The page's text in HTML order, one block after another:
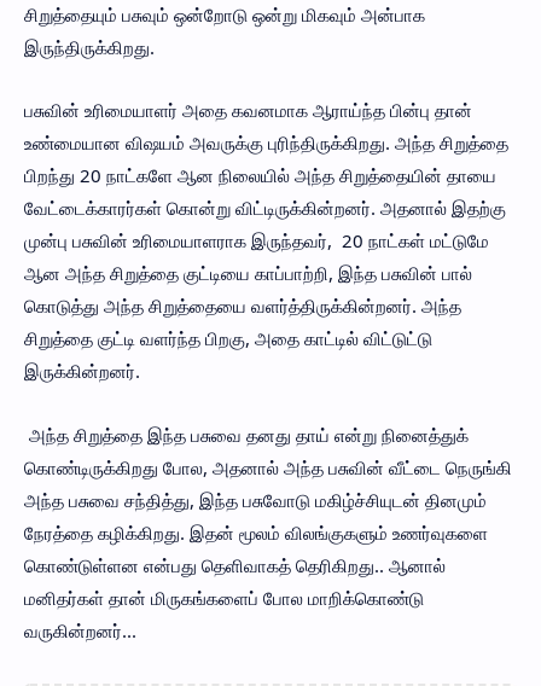
சிறுத்தையும் பசுவும் ஒன்றோடு ஒன்று மிகவும் அன்பாக
இருந்திருக்கிறது.
பசுவின் உரிமையாளர் அதை கவனமாக ஆராய்ந்த பின்பு தான்
உண்மையான விஷயம் அவருக்கு புரிந்திருக்கிறது. அந்த சிறுத்தை
பிறந்து 20 நாட்களே ஆன நிலையில் அந்த சிறுத்தையின் தாயை
வேட்டைக்காரர்கள் கொன்று விட்டிருக்கின்றனர். அதனால் இதற்கு
முன்பு பசுவின் உரிமையாளராக இருந்தவர், 20 நாட்கள் மட்டுமே
ஆன அந்த சிறுத்தை குட்டியை காப்பாற்றி, இந்த பசுவின் பால்
கொடுத்து அந்த சிறுத்தையை வளர்த்திருக்கின்றனர். அந்த
சிறுத்தை குட்டி வளர்ந்த பிறகு, அதை காட்டில் விட்டுட்டு
இருக்கின்றனர்.
அந்த சிறுத்தை இந்த பசுவை தனது தாய் என்று நினைத்துக்
கொண்டிருக்கிறது போல, அதனால் அந்த பசுவின் வீட்டை நெருங்கி
அந்த பசுவை சந்தித்து, இந்த பசுவோடு மகிழ்ச்சியுடன் தினமும்
நேரத்தை கழிக்கிறது. இதன் மூலம் விலங்குகளும் உணர்வுகளை
கொண்டுள்ளன என்பது தெளிவாகத் தெரிகிறது.. ஆனால்
மனிதர்கள் தான் மிருகங்களைப் போல மாறிக்கொண்டு
வருகின்றனர்...